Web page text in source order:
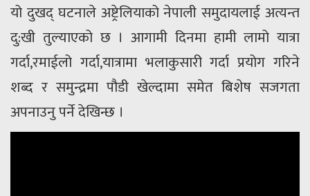
यो दुखद् घटनाले अष्ट्रेलियाको नेपाली समुदायलाई अत्यन्त
दु:खी तुल्याएको छ । आगामी दिनमा हामी लामो यात्रा
गर्दा,रमाईलो गर्दा,यात्रामा भलाकुसारी गर्दा प्रयोग गरिने
शब्द र समुन्द्रमा पौडी खेल्दामा समेत बिशेष सजगता
अपनाउनु पर्ने देखिन्छ ।